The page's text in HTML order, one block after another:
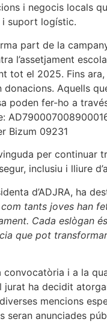
i negocis locals
i suport logístic.
part de la
l’assetjament
tot el 2025. Fins ara,
donacions. Aquells
poden fer-ho a
Bizum 09231
per continuar
inclusiu i lliure
d’ADJRA, ha
tants joves han
Cada eslògan
que pot
convocatòria i a la
jurat ha decidit
mencions
seran anunciades